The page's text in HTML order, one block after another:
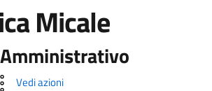
Micale
Vedi azioni